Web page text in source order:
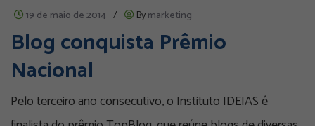
19 de maio de 2014 / Bymarketing
Blog conquista Prêmio
Nacional
Pelo terceiro ano consecutivo, o Instituto IDEIAS é